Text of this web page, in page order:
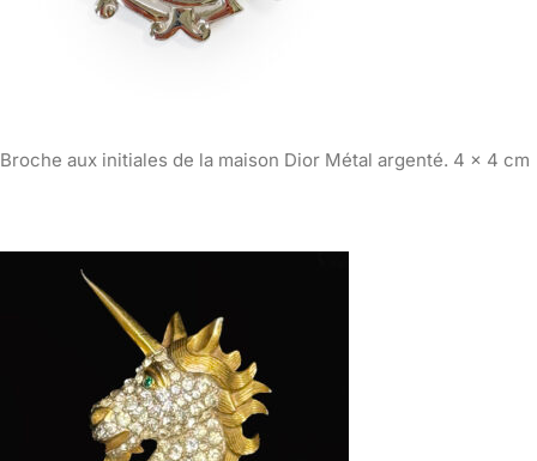
Broche aux initiales de la maison Dior Métal argenté. 4 x 4 cm